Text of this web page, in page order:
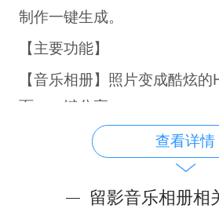
制作一键生成。
【主要功能】
【音乐相册】照片变成酷炫
面，一键分享。
【图文编辑】让朋友圈一次能
美排版，文章写作利器。
【视频制作】照片音乐相册一
查看详情
留影音乐相册相